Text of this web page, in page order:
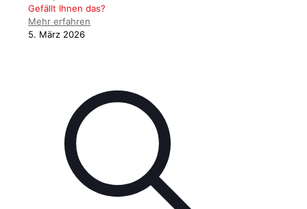
Gefällt Ihnen das?
Mehr erfahren
5. März 2026